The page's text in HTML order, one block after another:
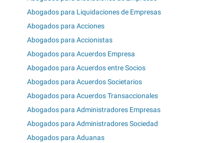
Abogados para Liquidaciones de Empresas
Abogados para Acciones
Abogados para Accionistas
Abogados para Acuerdos Empresa
Abogados para Acuerdos entre Socios
Abogados para Acuerdos Societarios
Abogados para Acuerdos Transaccionales
Abogados para Administradores Empresas
Abogados para Administradores Sociedad
Abogados para Aduanas